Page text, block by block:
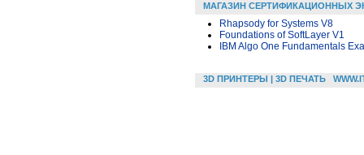
МАГАЗИН СЕРТИФИКАЦИОННЫХ
Rhapsody for Systems V8
Foundations of SoftLayer V1
IBM Algo One Fundamentals
3D ПРИНТЕРЫ | 3D ПЕЧАТЬ